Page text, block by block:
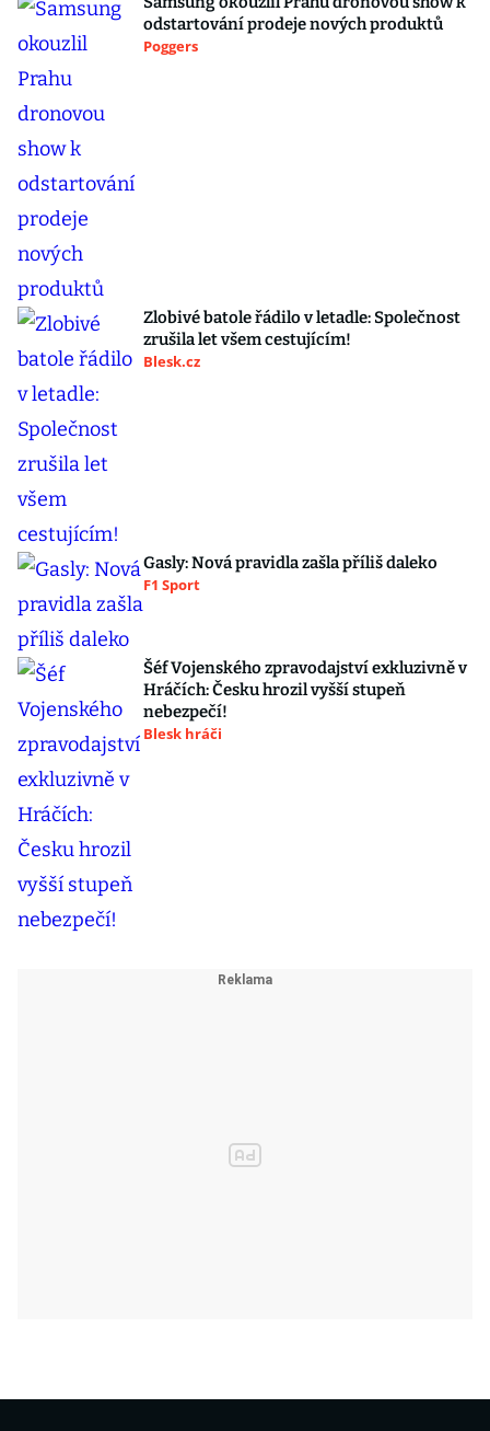
odstartování prodeje nových produktů
Poggers
Zlobivé batole řádilo v letadle: Společnost
zrušila let všem cestujícím!
Blesk.cz
Gasly: Nová pravidla zašla příliš daleko
F1 Sport
Šéf Vojenského zpravodajství exkluzivně v
Hráčích: Česku hrozil vyšší stupeň
nebezpečí!
Blesk hráči